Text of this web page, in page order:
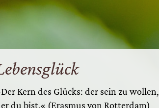
Kern des Glücks: der sein zu wollen,
du bist.« (Erasmus von Rotterdam)